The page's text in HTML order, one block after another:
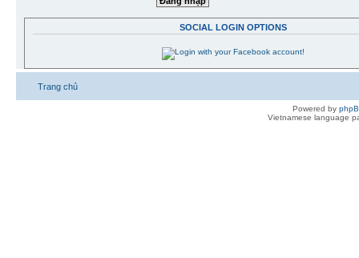
SOCIAL LOGIN OPTIONS
Trang chủ
Powered by
Vietnamese language